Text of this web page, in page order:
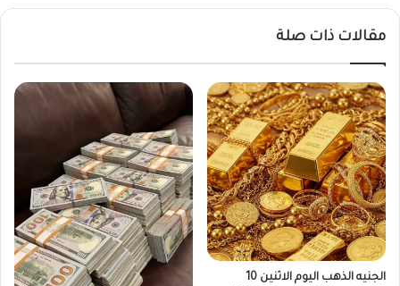
مقالات ذات صلة
الجنيه الذهب اليوم الاثنين 10